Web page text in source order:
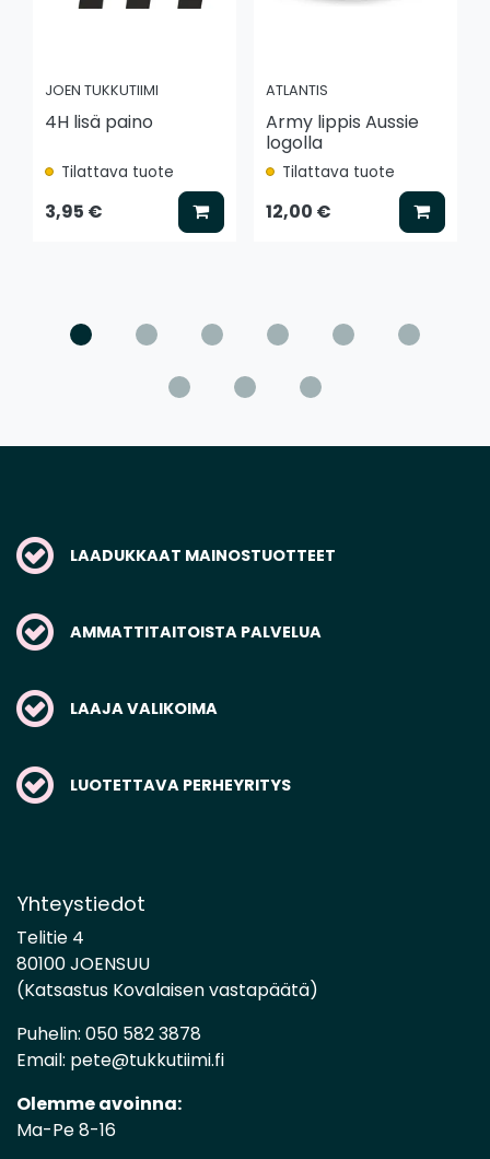
JOEN TUKKUTIIMI
4H lisä paino
Tilattava tuote
3,95 € Lisää koriin
ATLANTIS
Army lippis Aussie
logolla
Tilattava tuote
12,00 € Lisää
LAADUKKAAT MAINOSTUOTTEET
AMMATTITAITOISTA PALVELUA
LAAJA VALIKOIMA
LUOTETTAVA PERHEYRITYS
Yhteystiedot
Telitie 4
80100 JOENSUU
(Katsastus Kovalaisen vastapäätä)
Puhelin: 050 582 3878
Email: pete@tukkutiimi.fi
Olemme avoinna:
Ma-Pe 8-16